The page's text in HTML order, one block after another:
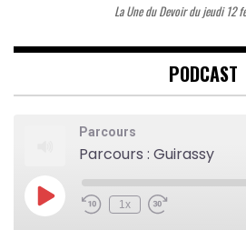
La Une du Devoir du jeudi 12
PODCAST
Parcours
Parcours : Guirassy
Play
Episode
Rewind
1x
Fast